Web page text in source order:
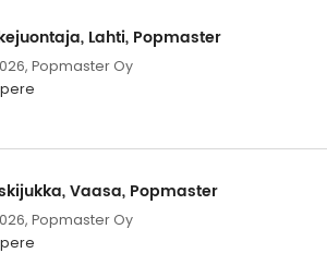
Lahti, Popmaster
Popmaster Oy
Vaasa, Popmaster
Popmaster Oy